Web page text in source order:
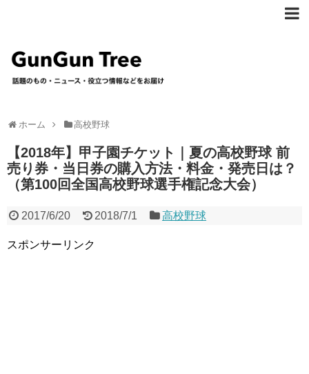
ホーム 高校野球
【2018年】甲子園チケット｜夏の高校野球 前
売り券・当日券の購入方法・料金・発売日は？
（第100回全国高校野球選手権記念大会）
2017/6/20 2018/7/1 高校野球
スポンサーリンク